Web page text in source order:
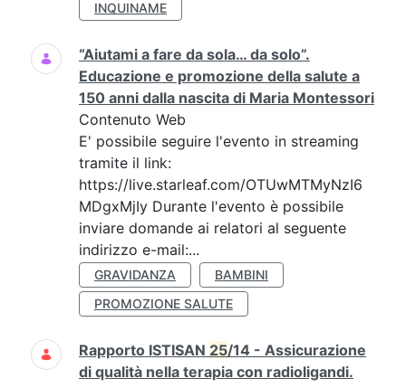
INQUINAME
“Aiutami a fare da sola… da solo”.
Educazione e promozione della salute a
150 anni dalla nascita di Maria Montessori
Contenuto Web
E' possibile seguire l'evento in streaming
tramite il link:
https://live.starleaf.com/OTUwMTMyNzI6
MDgxMjIy Durante l'evento è possibile
inviare domande ai relatori al seguente
indirizzo e-mail:...
GRAVIDANZA
BAMBINI
PROMOZIONE SALUTE
Rapporto ISTISAN 25/14 - Assicurazione
di qualità nella terapia con radioligandi.